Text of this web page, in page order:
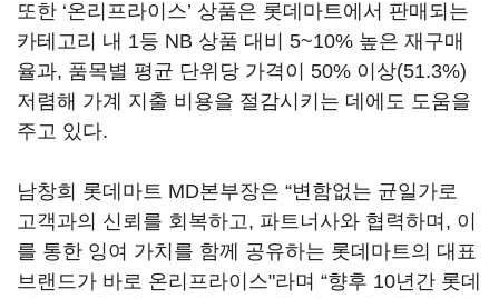
또한 ‘온리프라이스’ 상품은 롯데마트에서 판매되는
카테고리 내 1등 NB 상품 대비 5~10% 높은 재구매
율과, 품목별 평균 단위당 가격이 50% 이상(51.3%)
저렴해 가계 지출 비용을 절감시키는 데에도 도움을
주고 있다.
남창희 롯데마트 MD본부장은 “변함없는 균일가로
고객과의 신뢰를 회복하고, 파트너사와 협력하며, 이
를 통한 잉여 가치를 함께 공유하는 롯데마트의 대표
브랜드가 바로 온리프라이스"라며 “향후 10년간 롯데